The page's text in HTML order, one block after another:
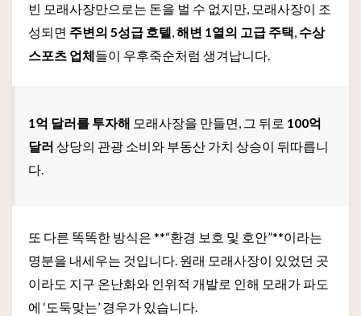
빈 모래사장만으로는 돈을 벌 수 없지만, 모래사장이 조
성되면 주변의 5성급 호텔,해변 1열의 고급 주택, 수상
스포츠 업체들이 우후죽순처럼 생겨납니다.
1억 달러를 투자해 모래사장을 만들면, 그 뒤로 100억
달러 상당의 관광 소비와 부동산 가치 상승이 뒤따릅니
다.
또 다른 똑똑한 방식은 **“환경 보호 및 호안”**이라는
명분을 내세우는 것입니다. 원래 모래사장이 있었던 곳
이라도 지구 온난화와 인위적 개발로 인해 모래가 파도
에 ‘도둑맞는’ 경우가 있습니다.